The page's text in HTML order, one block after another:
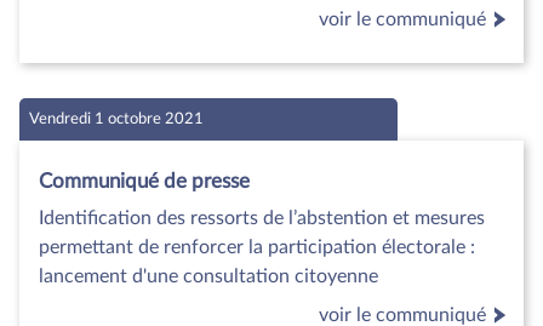
voir le communiqué
Vendredi 1 octobre 2021
Communiqué de presse
Identification des ressorts de l’abstention et mesures
permettant de renforcer la participation électorale :
lancement d'une consultation citoyenne
voir le communiqué